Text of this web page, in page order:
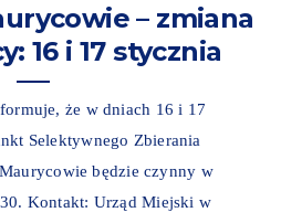
– zmiana
16 i 17 stycznia
że w dniach 16 i 17
Selektywnego Zbierania
będzie czynny w
Kontakt: Urząd Miejski w